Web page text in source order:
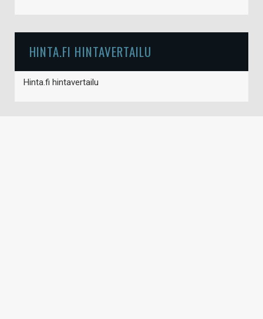
HINTA.FI HINTAVERTAILU
Hinta.fi hintavertailu